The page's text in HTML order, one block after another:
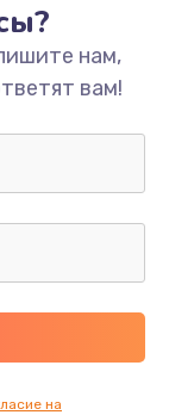
нам,
вам!
на